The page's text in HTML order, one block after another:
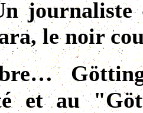
le noir
et au